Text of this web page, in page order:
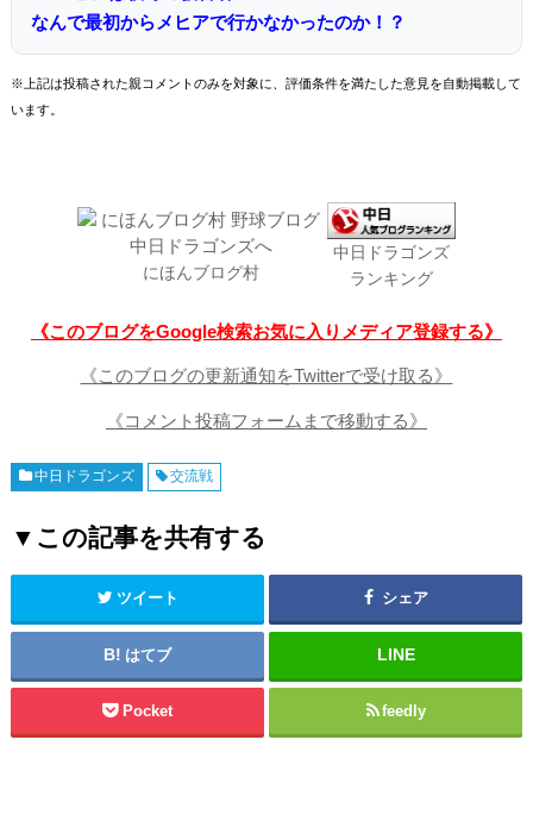
なんで最初からメヒアで行かなかったのか！？
※上記は投稿された親コメントのみを対象に、評価条件を満たした意見を自動掲載して
います。
にほんブログ村
中日ドラゴンズ
ランキング
《このブログをGoogle検索お気に入りメディア登録する》
《このブログの更新通知をTwitterで受け取る》
《コメント投稿フォームまで移動する》
中日ドラゴンズ 交流戦
▼この記事を共有する
ツイート シェア
はてブ
Pocket feedly